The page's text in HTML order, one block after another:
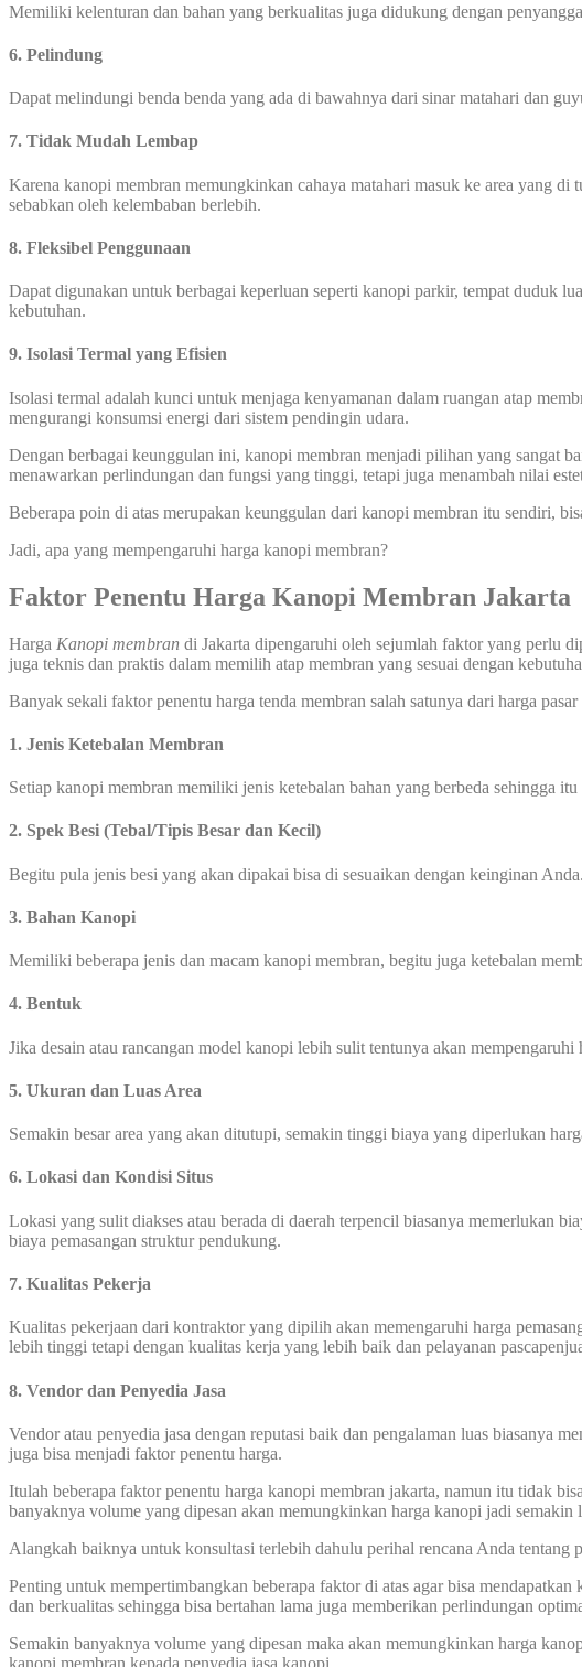
Memiliki kelenturan dan bahan yang berkualitas juga didukung dengan
6. Pelindung
Dapat melindungi benda benda yang ada di bawahnya dari sinar matahari dan
7. Tidak Mudah Lembap
Karena kanopi membran memungkinkan cahaya matahari masuk ke area yang
sebabkan oleh kelembaban berlebih.
8. Fleksibel Penggunaan
Dapat digunakan untuk berbagai keperluan seperti kanopi parkir, tempat duduk
kebutuhan.
9. Isolasi Termal yang Efisien
Isolasi termal adalah kunci untuk menjaga kenyamanan dalam ruangan atap
mengurangi konsumsi energi dari sistem pendingin udara.
Dengan berbagai keunggulan ini, kanopi membran menjadi pilihan yang sangat
menawarkan perlindungan dan fungsi yang tinggi, tetapi juga menambah nilai
Beberapa poin di atas merupakan keunggulan dari kanopi membran itu sendiri,
Jadi, apa yang mempengaruhi harga kanopi membran?
Faktor Penentu Harga Kanopi Membran Jakarta
Harga Kanopi membran di Jakarta dipengaruhi oleh sejumlah faktor yang perlu
juga teknis dan praktis dalam memilih atap membran yang sesuai dengan
Banyak sekali faktor penentu harga tenda membran salah satunya dari harga
1. Jenis Ketebalan Membran
Setiap kanopi membran memiliki jenis ketebalan bahan yang berbeda sehingga
2. Spek Besi (Tebal/Tipis Besar dan Kecil)
Begitu pula jenis besi yang akan dipakai bisa di sesuaikan dengan keinginan Anda.
3. Bahan Kanopi
Memiliki beberapa jenis dan macam kanopi membran, begitu juga ketebalan
4. Bentuk
Jika desain atau rancangan model kanopi lebih sulit tentunya akan
5. Ukuran dan Luas Area
Semakin besar area yang akan ditutupi, semakin tinggi biaya yang diperlukan
6. Lokasi dan Kondisi Situs
Lokasi yang sulit diakses atau berada di daerah terpencil biasanya memerlukan
biaya pemasangan struktur pendukung.
7. Kualitas Pekerja
Kualitas pekerjaan dari kontraktor yang dipilih akan memengaruhi harga
lebih tinggi tetapi dengan kualitas kerja yang lebih baik dan pelayanan
8. Vendor dan Penyedia Jasa
Vendor atau penyedia jasa dengan reputasi baik dan pengalaman luas biasanya
juga bisa menjadi faktor penentu harga.
Itulah beberapa faktor penentu harga kanopi membran jakarta, namun itu tidak
banyaknya volume yang dipesan akan memungkinkan harga kanopi jadi semakin
Alangkah baiknya untuk konsultasi terlebih dahulu perihal rencana Anda tentang
Penting untuk mempertimbangkan beberapa faktor di atas agar bisa
dan berkualitas sehingga bisa bertahan lama juga memberikan perlindungan
Semakin banyaknya volume yang dipesan maka akan memungkinkan harga
kanopi membran kepada penyedia jasa kanopi.